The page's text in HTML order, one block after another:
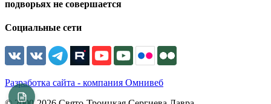
подворьях не совершается
Социальные сети
Разработка сайта - компания Омнивеб